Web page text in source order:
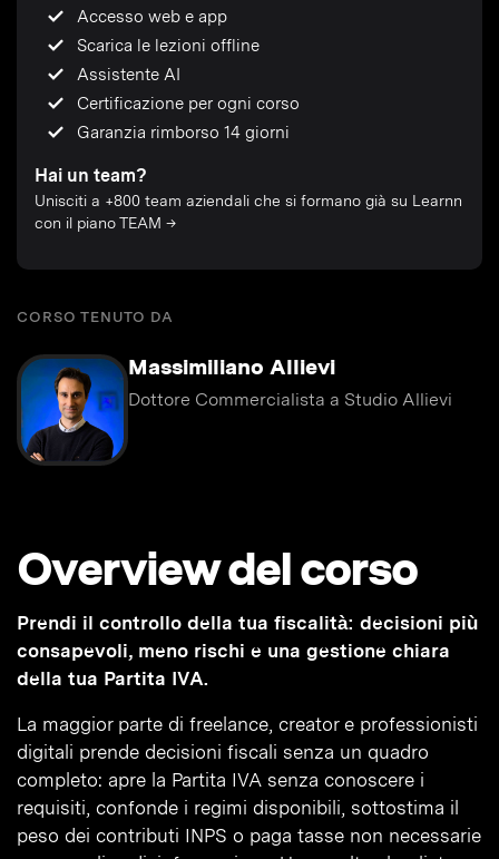
Accesso web e app
Scarica le lezioni offline
Assistente AI
Certificazione per ogni corso
Garanzia rimborso 14 giorni
Hai un team?
Unisciti a +800 team aziendali che si formano già su Learnn
con il piano TEAM →
CORSO TENUTO DA
Massimiliano Allievi
Dottore Commercialista a Studio Allievi
Overview del corso
Prendi il controllo della tua fiscalità: decisioni più
consapevoli, meno rischi e una gestione chiara
della tua Partita IVA.
La maggior parte di freelance, creator e professionisti
digitali prende decisioni fiscali senza un quadro
completo: apre la Partita IVA senza conoscere i
requisiti, confonde i regimi disponibili, sottostima il
peso dei contributi INPS o paga tasse non necessarie